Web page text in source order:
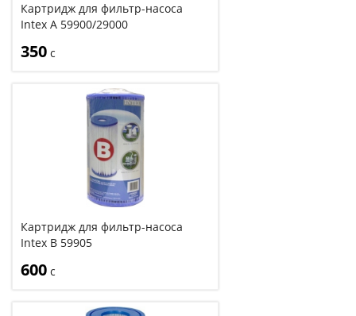
Картридж для фильтр-насоса
Intex A 59900/29000
350 с
Картридж для фильтр-насоса
Intex В 59905
600 с